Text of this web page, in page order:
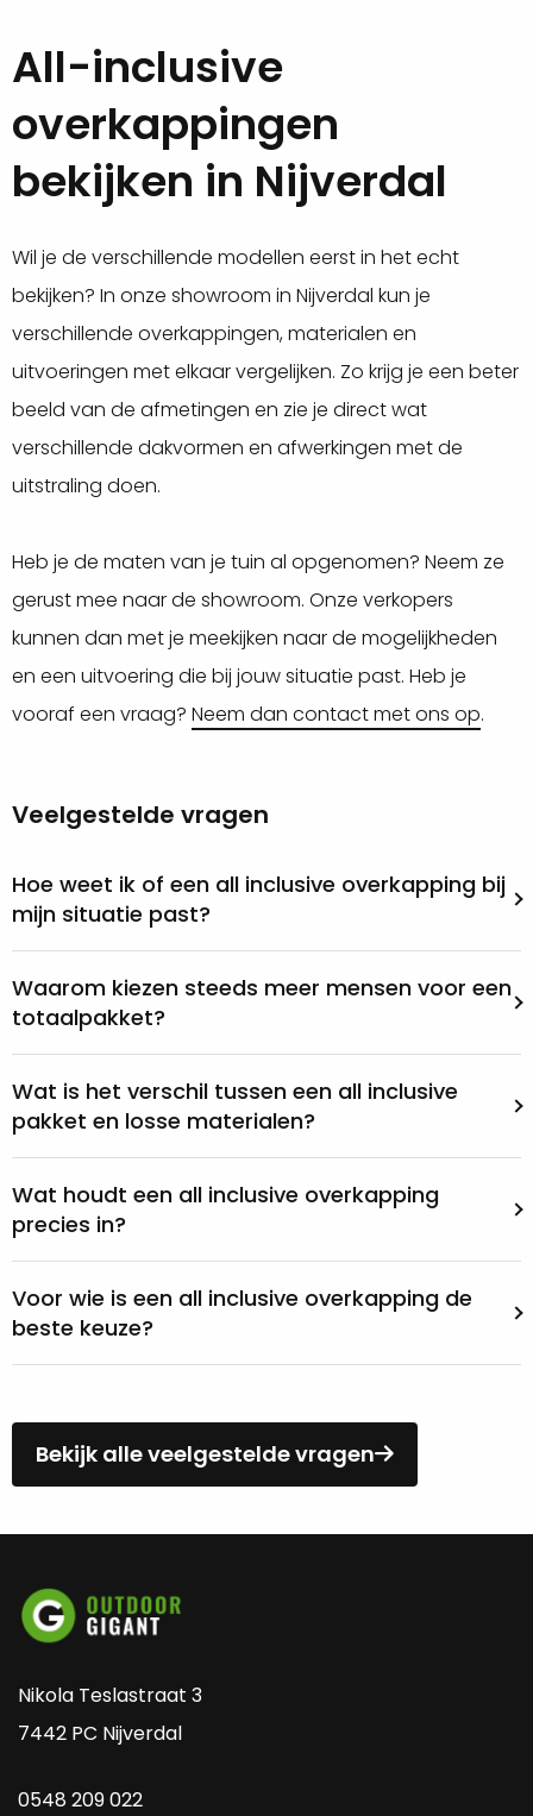
All-inclusive
overkappingen
bekijken in Nijverdal
Wil je de verschillende modellen eerst in het echt
bekijken? In onze showroom in Nijverdal kun je
verschillende overkappingen, materialen en
uitvoeringen met elkaar vergelijken. Zo krijg je een beter
beeld van de afmetingen en zie je direct wat
verschillende dakvormen en afwerkingen met de
uitstraling doen.
Heb je de maten van je tuin al opgenomen? Neem ze
gerust mee naar de showroom. Onze verkopers
kunnen dan met je meekijken naar de mogelijkheden
en een uitvoering die bij jouw situatie past. Heb je
vooraf een vraag? Neem dan contact met ons op.
Veelgestelde vragen
Hoe weet ik of een all inclusive overkapping bij
mijn situatie past?
Waarom kiezen steeds meer mensen voor een
totaalpakket?
Wat is het verschil tussen een all inclusive
pakket en losse materialen?
Wat houdt een all inclusive overkapping
precies in?
Voor wie is een all inclusive overkapping de
beste keuze?
Bekijk alle veelgestelde vragen
Nikola Teslastraat 3
7442 PC Nijverdal
0548 209 022